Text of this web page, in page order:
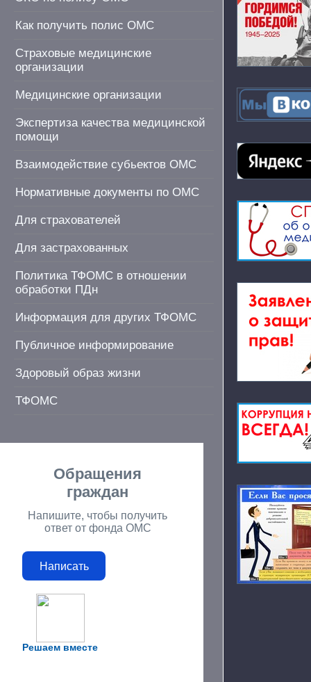
Как получить полис ОМС
Страховые медицинские
организации
Медицинские организации
Экспертиза качества медицинской
помощи
Взаимодействие субьектов ОМС
Нормативные документы по ОМС
Для страхователей
Для застрахованных
Политика ТФОМС в отношении
обработки ПДн
Информация для других ТФОМС
Публичное информирование
Здоровый образ жизни
ТФОМС
Решаем вместе
Обращения
граждан
Напишите, чтобы получить
ответ от фонда ОМС
Написать